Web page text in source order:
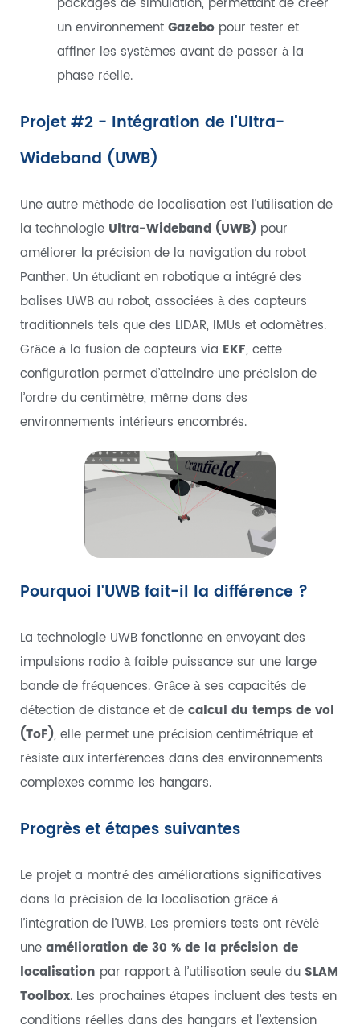
un environnement Gazebopour tester et
affiner les systèmes avant de passer à la
phase réelle.
Projet #2 - Intégration de l'Ultra-
Wideband (UWB)
Une autre méthode de localisation est l’utilisation de
la technologie Ultra-Wideband (UWB) pour
améliorer la précision de la navigation du robot
Panther. Un étudiant en robotique a intégré des
balises UWB au robot, associées à des capteurs
traditionnels tels que des LIDAR, IMUs et odomètres.
Grâce à la fusion de capteurs via EKF, cette
configuration permet d’atteindre une précision de
l’ordre du centimètre, même dans des
environnements intérieurs encombrés.
Pourquoi l'UWB fait-il la différence ?
La technologie UWB fonctionne en envoyant des
impulsions radio à faible puissance sur une large
bande de fréquences. Grâce à ses capacités de
détection de distance et de calcul du temps de vol
(ToF), elle permet une précision centimétrique et
résiste aux interférences dans des environnements
complexes comme les hangars.
Progrès et étapes suivantes
Le projet a montré des améliorations significatives
dans la précision de la localisation grâce à
l’intégration de l’UWB. Les premiers tests ont révélé
une amélioration de 30 % de la précision de
localisation par rapport à l’utilisation seule du SLAM
Toolbox. Les prochaines étapes incluent des tests en
conditions réelles dans des hangars et l’extension